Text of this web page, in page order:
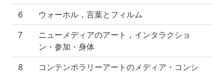
6 ウォーホル，言葉とフィルム
7
ニューメディアのアート，インタラクショ
ン・参加・身体
8
コンテンポラリーアートのメディア・コンシ